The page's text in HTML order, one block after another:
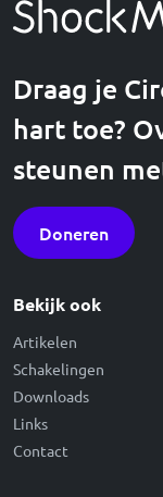
Draag je
hart toe?
steunen
Doneren
Bekijk ook
Artikelen
Schakelingen
Downloads
Links
Contact